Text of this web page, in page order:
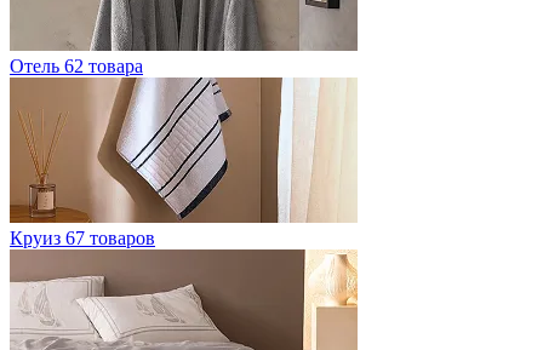
Отель 62 товара
Круиз 67 товаров